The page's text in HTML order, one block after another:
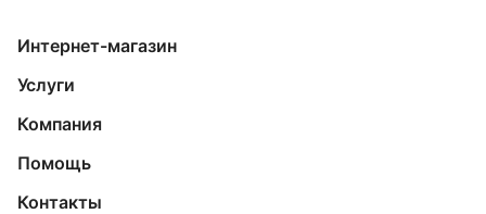
Интернет-магазин
Услуги
Компания
Помощь
Контакты